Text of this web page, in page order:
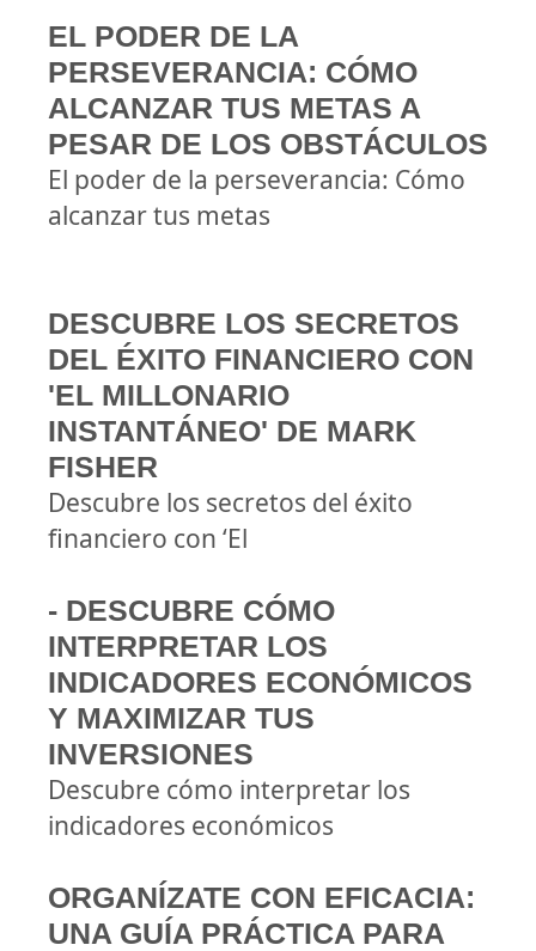
EL PODER DE LA
PERSEVERANCIA: CÓMO
ALCANZAR TUS METAS A
PESAR DE LOS OBSTÁCULOS
El poder de la perseverancia: Cómo
alcanzar tus metas
DESCUBRE LOS SECRETOS
DEL ÉXITO FINANCIERO CON
'EL MILLONARIO
INSTANTÁNEO' DE MARK
FISHER
Descubre los secretos del éxito
financiero con ‘El
- DESCUBRE CÓMO
INTERPRETAR LOS
INDICADORES ECONÓMICOS
Y MAXIMIZAR TUS
INVERSIONES
Descubre cómo interpretar los
indicadores económicos
ORGANÍZATE CON EFICACIA:
UNA GUÍA PRÁCTICA PARA